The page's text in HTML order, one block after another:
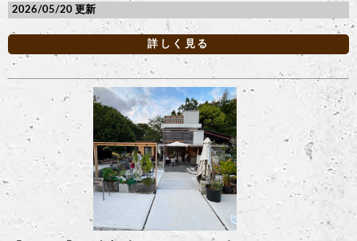
2026/05/20
詳しく見る